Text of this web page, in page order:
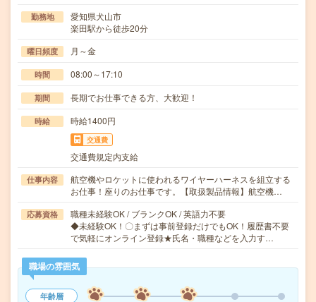
勤務地
愛知県犬山市
楽田駅から徒歩20分
曜日頻度 月～金
時間 08:00～17:10
期間 長期でお仕事できる方、大歓迎！
時給 時給1400円
交通費
交通費規定内支給
仕事内容
航空機やロケットに使われるワイヤーハーネスを組立する
お仕事！座りのお仕事です。【取扱製品情報】航空機…
応募資格
職種未経験OK / ブランクOK / 英語力不要
◆未経験OK！〇まずは事前登録だけでもOK！履歴書不要
で気軽にオンライン登録★氏名・職種などを入力す…
職場の雰囲気
年齢層